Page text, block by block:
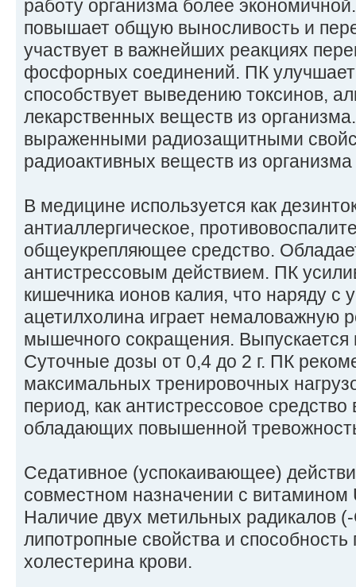
работу организма более
повышает общую выносливость и
участвует в важнейших реакциях
фосфорных соединений. ПК улучшает
способствует выведению токсинов,
лекарственных веществ из
выраженными радиозащитными
радиоактивных веществ из
В медицине используется как
антиаллергическое,
общеукрепляющее средство.
антистрессовым действием. ПК
кишечника ионов калия, что наряду с
ацетилхолина играет немаловажную
мышечного сокращения. Выпускается
Суточные дозы от 0,4 до 2 г. ПК
максимальных тренировочных
период, как антистрессовое
обладающих повышенной
Седативное (успокаивающее)
совместном назначении с витамином
Наличие двух метильных радикалов
липотропные свойства и способность
холестерина крови.